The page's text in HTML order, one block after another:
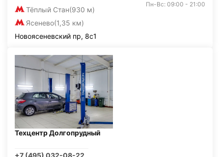
Тёплый Стан(930 м)
Ясенево(1,35 км)
Пн-Вс: 09:00 - 21:00
Новоясеневский пр, 8с1
Техцентр Долгопрудный
+7 (495) 032-08-22